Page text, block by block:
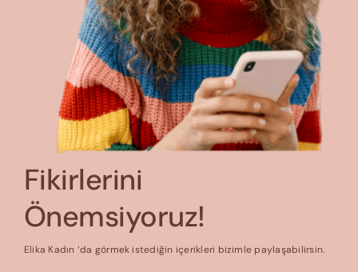
Fikirlerini
Önemsiyoruz!
Elika Kadın ‘da görmek istediğin içerikleri bizimle paylaşabilirsin.